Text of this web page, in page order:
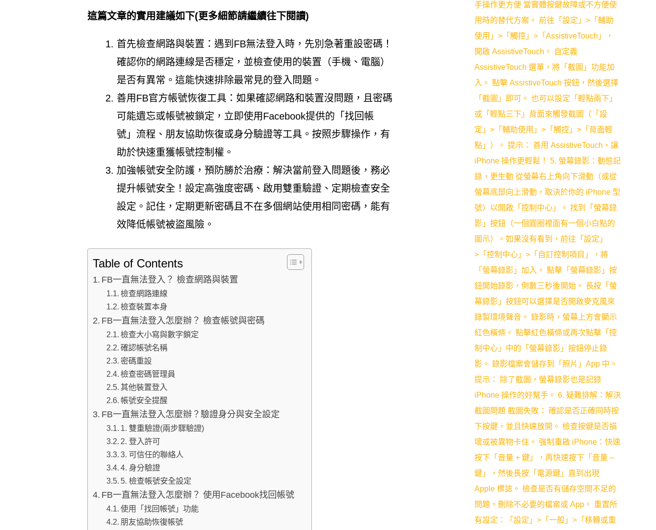
這篇文章的實用建議如下(更多細節請繼續往下閱讀)
首先檢查網路與裝置：遇到FB無法登入時，先別急著重設密碼！
確認你的網路連線是否穩定，並檢查使用的裝置（手機、電腦）
是否有異常。這能快速排除最常見的登入問題。
善用FB官方帳號恢復工具：如果確認網路和裝置沒問題，且密碼
可能遺忘或帳號被鎖定，立即使用Facebook提供的「找回帳
號」流程、朋友協助恢復或身分驗證等工具。按照步驟操作，有
助於快速重獲帳號控制權。
加強帳號安全防護，預防勝於治療：解決當前登入問題後，務必
提升帳號安全！設定高強度密碼、啟用雙重驗證、定期檢查安全
設定。記住，定期更新密碼且不在多個網站使用相同密碼，能有
效降低帳號被盜風險。
Table of Contents
FB一直無法登入？ 檢查網路與裝置
檢查網路連線
檢查裝置本身
FB一直無法登入怎麼辦？ 檢查帳號與密碼
檢查大小寫與數字鎖定
確認帳號名稱
密碼重設
檢查密碼管理員
其他裝置登入
帳號安全提醒
FB一直無法登入怎麼辦？驗證身分與安全設定
1. 雙重驗證(兩步驟驗證)
2. 登入許可
3. 可信任的聯絡人
4. 身分驗證
5. 檢查帳號安全設定
FB一直無法登入怎麼辦？ 使用Facebook找回帳號
使用「找回帳號」功能
朋友協助恢復帳號
手操作更方便 當實體按鍵故障或不方便使
用時的替代方案。 前往「設定」>「輔助
使用」>「觸控」>「AssistiveTouch」，
開啟 AssistiveTouch。 自定義
AssistiveTouch 選單，將「截圖」功能加
入。 點擊 AssistiveTouch 按鈕，然後選擇
「截圖」即可。 也可以設定「輕點兩下」
或「輕點三下」背面來觸發截圖（「設
定」>「輔助使用」>「觸控」>「背面輕
點」）。 提示： 善用 AssistiveTouch，讓
iPhone 操作更輕鬆！ 5. 螢幕錄影：動態記
錄，更生動 從螢幕右上角向下滑動（或從
螢幕底部向上滑動，取決於你的 iPhone 型
號）以開啟「控制中心」。 找到「螢幕錄
影」按鈕（一個圓圈裡面有一個小白點的
圖示）。如果沒有看到，前往「設定」
>「控制中心」>「自訂控制項目」，將
「螢幕錄影」加入。 點擊「螢幕錄影」按
鈕開始錄影，倒數三秒後開始。 長按「螢
幕錄影」按鈕可以選擇是否開啟麥克風來
錄製環境聲音。 錄影時，螢幕上方會顯示
紅色橫條。 點擊紅色橫條或再次點擊「控
制中心」中的「螢幕錄影」按鈕停止錄
影。 錄影檔案會儲存到「照片」App 中。
提示： 除了截圖，螢幕錄影也是記錄
iPhone 操作的好幫手。 6. 疑難排解：解決
截圖問題 截圖失敗： 確認是否正確同時按
下按鍵，並且快速放開。 檢查按鍵是否損
壞或被異物卡住。 強制重啟 iPhone：快速
按下「音量 + 鍵」，再快速按下「音量 –
鍵」，然後長按「電源鍵」直到出現
Apple 標誌。 檢查是否有儲存空間不足的
問題，刪除不必要的檔案或 App。 重置所
有設定：「設定」>「一般」>「移轉或重